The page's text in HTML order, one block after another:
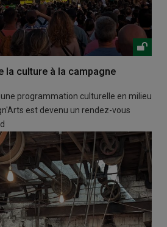
la culture à la campagne
programmation culturelle en milieu
est devenu un rendez-vous